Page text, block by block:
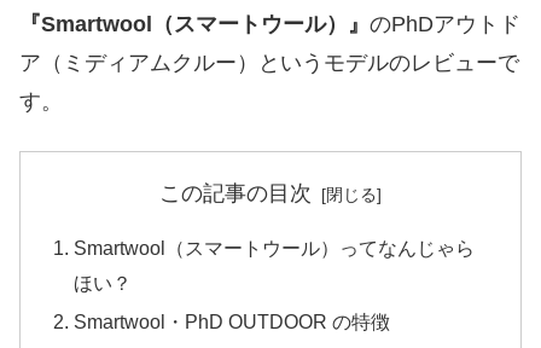
『Smartwool（スマートウール）』 のPhDアウトド
ア（ミディアムクルー）というモデルのレビューで
す。
この記事の目次
Smartwool（スマートウール）ってなんじゃら
ほい？
Smartwool・PhD OUTDOOR の特徴